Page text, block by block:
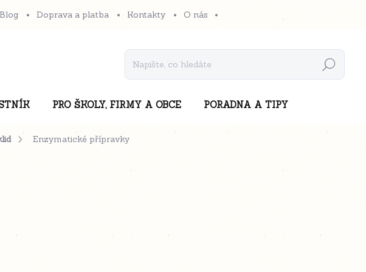
Blog Doprava a platba Kontakty O nás
Hledat
PRO ŠKOLY, FIRMY A OBCE PORADNA A TIPY
Enzymatické přípravky